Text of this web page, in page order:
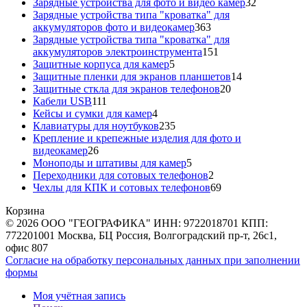
Зарядные устройства для фото и видео камер32
Зарядные устройства типа "кроватка" для
аккумуляторов фото и видеокамер363363
товара
Зарядные устройства типа "кроватка" для
аккумуляторов электроинструмента151
Защитные корпуса для камер55
товаров
Защитные пленки для экранов планшетов1414
Защитные сткла для экранов телефонов2020
Кабели USB111
товаров
Кейсы и сумки для камер44
товара
Клавиатуры для ноутбуков235235
товаров
Крепление и крепежные изделия для фото и
видеокамер2626
товаров
Моноподы и штативы для камер55
товаров
Переходники для сотовых телефонов2
товара
Чехлы для КПК и сотовых телефонов6969
Корзина
© 2026 ООО "ГЕОГРАФИКА" ИНН: 9722018701 КПП:
772201001 Москва, БЦ Россия, Волгоградский пр-т, 26с1,
офис 807
Согласие на обработку персональных данных при заполнении
формы
Моя учётная запись